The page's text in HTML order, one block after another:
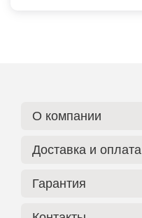
О компании
Доставка и оплата
Гарантия